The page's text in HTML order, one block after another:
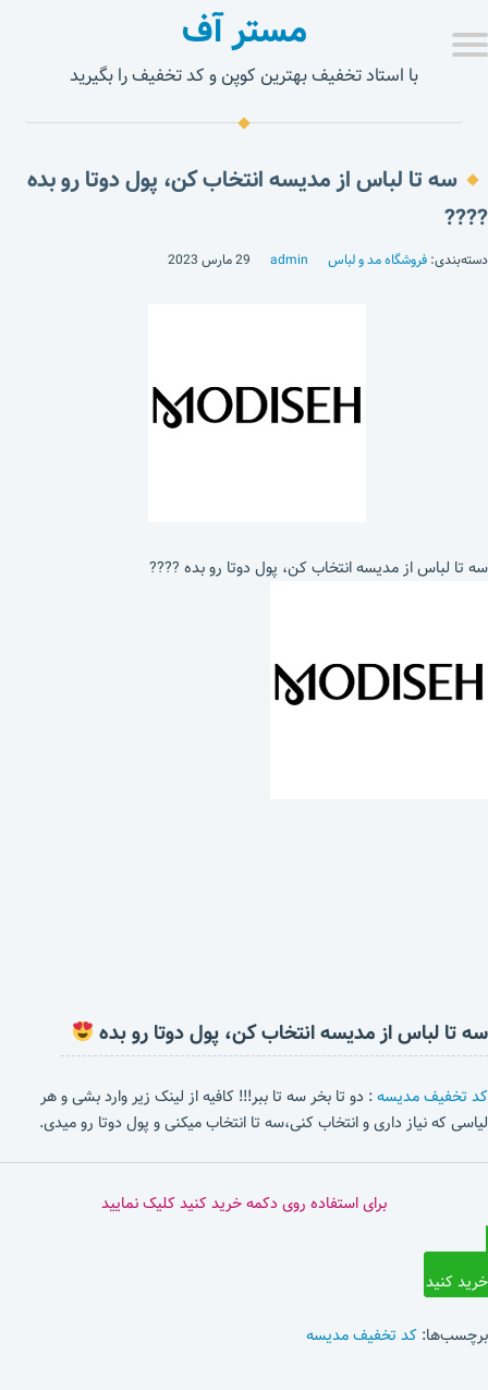
مستر آف
با استاد تخفیف بهترین کوپن و کد تخفیف را بگیرید
سه تا لباس از مدیسه انتخاب کن، پول دوتا رو بده
????
دسته‌بندی: فروشگاه مد و لباس admin 29 مارس 2023
سه تا لباس از مدیسه انتخاب کن، پول دوتا رو بده ????
سه تا لباس از مدیسه انتخاب کن، پول دوتا رو بده
کد تخفیف مدیسه: دو تا بخر سه تا ببر!!! کافیه از لینک زیر وارد بشی و هر
لیاسی که نیاز داری و انتخاب کنی،سه تا انتخاب میکنی و پول دوتا رو میدی.
برای استفاده روی دکمه خرید کنید کلیک نمایید
خرید کنید
برچسب‌ها: کد تخفیف مدیسه